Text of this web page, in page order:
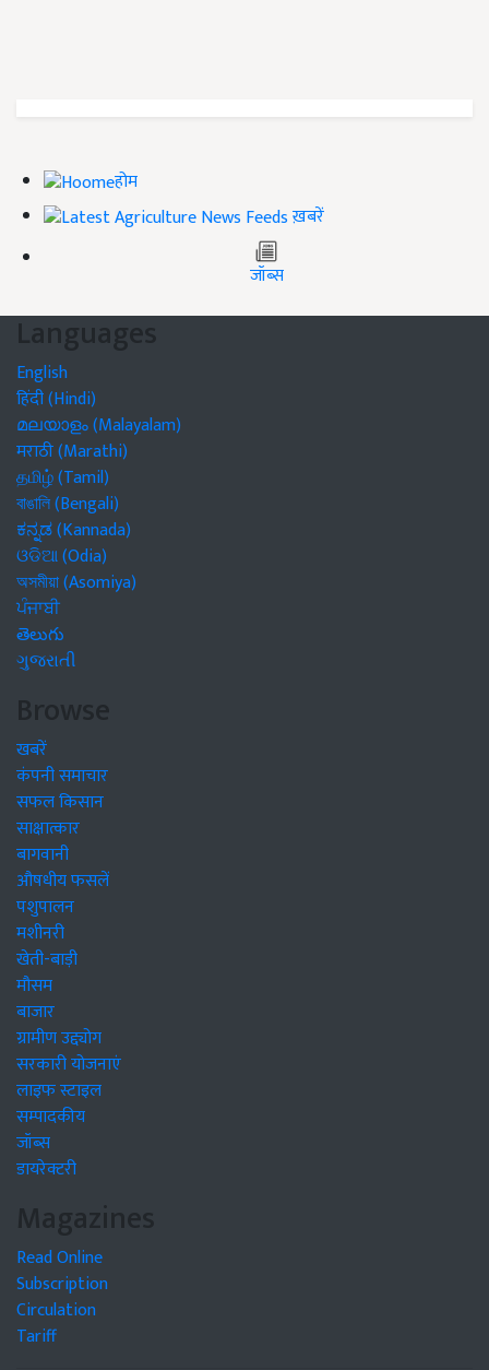
होम
ख़बरें
जॉब्स
Languages
English
हिंदी (Hindi)
മലയാളം (Malayalam)
मराठी (Marathi)
தமிழ் (Tamil)
বাঙালি (Bengali)
ಕನ್ನಡ (Kannada)
ଓଡିଆ (Odia)
অসমীয়া (Asomiya)
ਪੰਜਾਬੀ
తెలుగు
ગુજરાતી
Browse
खबरें
कंपनी समाचार
सफल किसान
साक्षात्कार
बागवानी
औषधीय फसलें
पशुपालन
मशीनरी
खेती-बाड़ी
मौसम
बाजार
ग्रामीण उद्द्योग
सरकारी योजनाएं
लाइफ स्टाइल
सम्पादकीय
जॉब्स
डायरेक्टरी
Magazines
Read Online
Subscription
Circulation
Tariff